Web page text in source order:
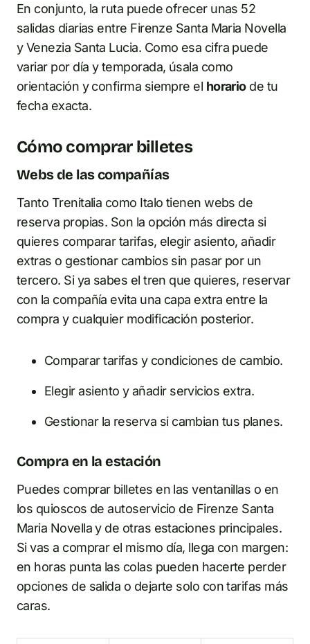
En conjunto, la ruta puede ofrecer unas 52
salidas diarias entre Firenze Santa Maria Novella
y Venezia Santa Lucia. Como esa cifra puede
variar por día y temporada, úsala como
orientación y confirma siempre el horariode tu
fecha exacta.
Cómo comprar billetes
Webs de las compañías
Tanto Trenitalia como Italo tienen webs de
reserva propias. Son la opción más directa si
quieres comparar tarifas, elegir asiento, añadir
extras o gestionar cambios sin pasar por un
tercero. Si ya sabes el tren que quieres, reservar
con la compañía evita una capa extra entre la
compra y cualquier modificación posterior.
Comparar tarifas y condiciones de cambio.
Elegir asiento y añadir servicios extra.
Gestionar la reserva si cambian tus planes.
Compra en la estación
Puedes comprar billetes en las ventanillas o en
los quioscos de autoservicio de Firenze Santa
Maria Novella y de otras estaciones principales.
Si vas a comprar el mismo día, llega con margen:
en horas punta las colas pueden hacerte perder
opciones de salida o dejarte solo con tarifas más
caras.